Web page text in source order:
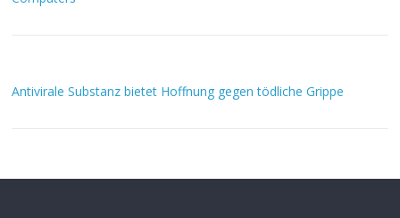
Antivirale Substanz bietet Hoffnung gegen tödliche Grippe